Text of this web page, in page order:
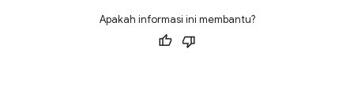
Apakah informasi ini membantu?